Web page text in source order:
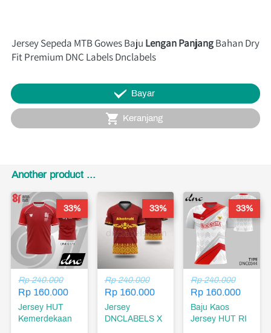
Jersey Sepeda MTB Gowes Baju Lengan Panjang Bahan Dry
Fit Premium DNC Labels Dnclabels
` Bayar
` Keranjang
Another product ...
Rp 240.000
Rp 160.000
Jersey HUT
Kemerdekaan
33%
Rp 240.000
Rp 160.000
Jersey
DNCLABELS X
33%
Rp 240.000
Rp 160.000
Baju Kaos
Jersey HUT RI
33%